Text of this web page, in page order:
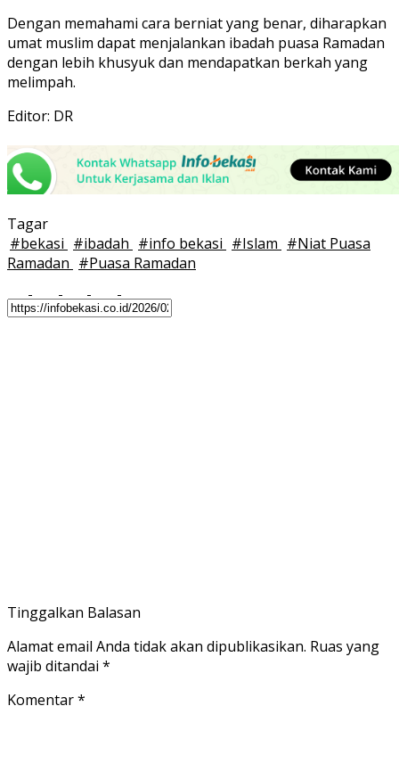
Dengan memahami cara berniat yang benar, diharapkan
umat muslim dapat menjalankan ibadah puasa Ramadan
dengan lebih khusyuk dan mendapatkan berkah yang
melimpah.
Editor: DR
Tagar
#bekasi #ibadah #info bekasi #Islam #Niat Puasa
Ramadan #Puasa Ramadan
Tinggalkan Balasan
Alamat email Anda tidak akan dipublikasikan. Ruas yang
wajib ditandai *
Komentar*